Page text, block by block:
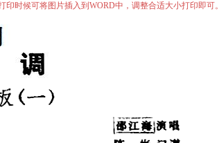
时候可将图片插入到WORD中，调整合适大小打印即可。